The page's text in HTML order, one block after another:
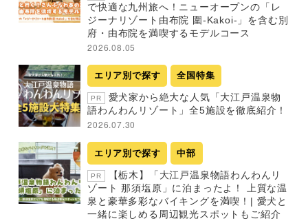
で快適な九州旅へ！ニューオープンの「レ
ジーナリゾート由布院 圍-Kakoi-」を含む別
府・由布院を満喫するモデルコース
2026.08.05
エリア別で探す 全国特集
PR
愛犬家から絶大な人気「大江戸温泉物
語わんわんリゾート」全5施設を徹底紹介！
2026.07.30
エリア別で探す 中部
PR
【栃木】「大江戸温泉物語わんわんリ
ゾート 那須塩原」に泊まったよ！ 上質な温
泉と豪華多彩なバイキングを満喫！| 愛犬と
一緒に楽しめる周辺観光スポットもご紹介